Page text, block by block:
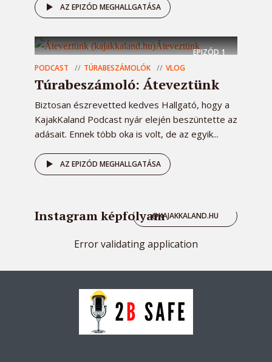
AZ EPIZÓD MEGHALLGATÁSA
EPIZÓD1
PODCAST
TÚRABESZÁMOLÓK VLOG
Túrabeszámoló: Áteveztünk
Biztosan észrevetted kedves Hallgató, hogy a
KajakKaland Podcast nyár elején beszüntette az
adásait. Ennek több oka is volt, de az egyik...
AZ EPIZÓD MEGHALLGATÁSA
Instagram képfolyam@KAJAKKALAND.HU
Error validating application